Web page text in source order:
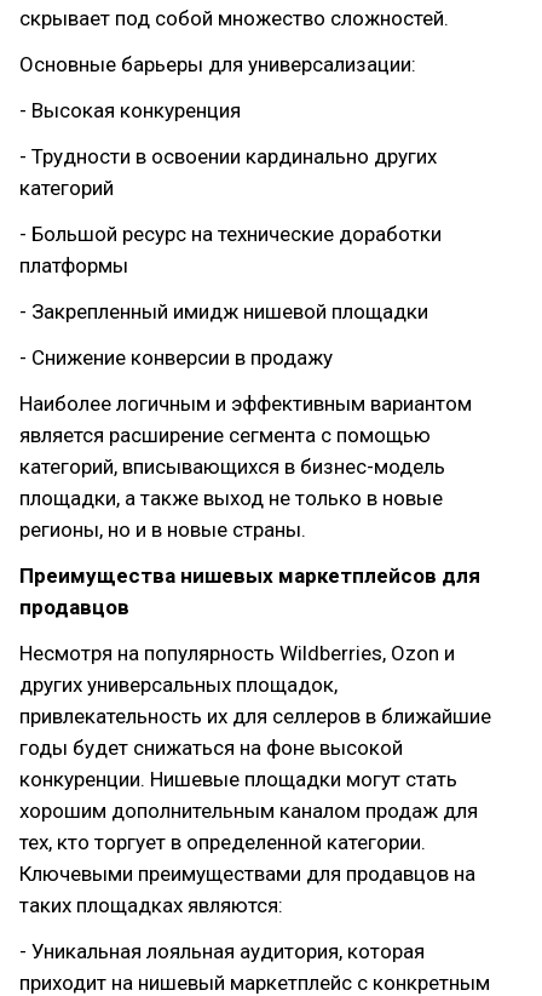
скрывает под собой множество сложностей.
Основные барьеры для универсализации:
- Высокая конкуренция
- Трудности в освоении кардинально других
категорий
- Большой ресурс на технические доработки
платформы
- Закрепленный имидж нишевой площадки
- Снижение конверсии в продажу
Наиболее логичным и эффективным вариантом
является расширение сегмента с помощью
категорий, вписывающихся в бизнес-модель
площадки, а также выход не только в новые
регионы, но и в новые страны.
Преимущества нишевых маркетплейсов для
продавцов
Несмотря на популярность Wildberries, Ozon и
других универсальных площадок,
привлекательность их для селлеров в ближайшие
годы будет снижаться на фоне высокой
конкуренции. Нишевые площадки могут стать
хорошим дополнительным каналом продаж для
тех, кто торгует в определенной категории.
Ключевыми преимуществами для продавцов на
таких площадках являются:
- Уникальная лояльная аудитория, которая
приходит на нишевый маркетплейс с конкретным